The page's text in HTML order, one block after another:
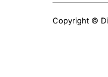
Copyright ©